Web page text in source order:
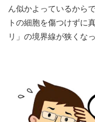
ん似かよっているから
トの細胞を傷つけずに
リ」の境界線が狭くな